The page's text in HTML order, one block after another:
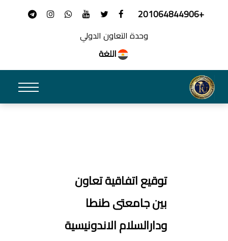
+201064844906
وحدة التعاون الدولي
اللغة
توقيع اتفاقية تعاون
بين جامعتى طنطا
ودارالسلام الاندونيسية